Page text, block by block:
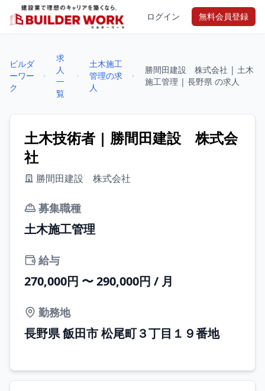
ログイン 無料会員登録
ビルダ
ーワー
ク
求
人
一
覧
土木施工
管理の求
人
勝間田建設 株式会社 | 土木
施工管理 | 長野県 の求人
土木技術者 | 勝間田建設 株式会
社
勝間田建設 株式会社
募集職種
土木施工管理
給与
270,000円 〜 290,000円 / 月
勤務地
長野県 飯田市 松尾町３丁目１９番地